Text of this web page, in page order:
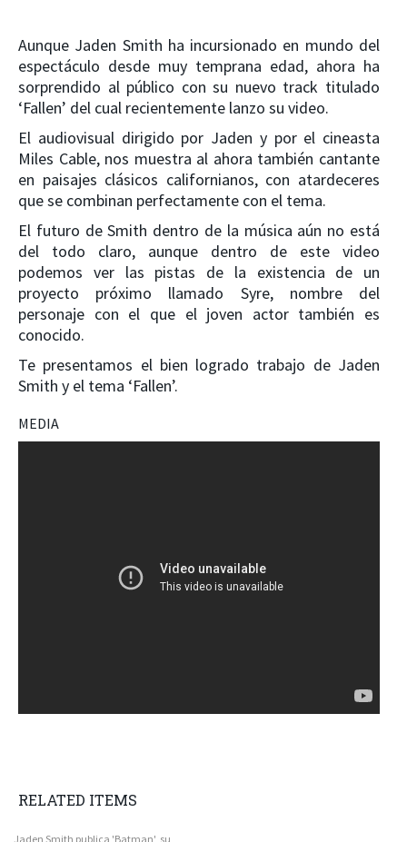
Aunque Jaden Smith ha incursionado en mundo del
espectáculo desde muy temprana edad, ahora ha
sorprendido al público con su nuevo track titulado
‘Fallen’ del cual recientemente lanzo su video.
El audiovisual dirigido por Jaden y por el cineasta
Miles Cable, nos muestra al ahora también cantante
en paisajes clásicos californianos, con atardeceres
que se combinan perfectamente con el tema.
El futuro de Smith dentro de la música aún no está
del todo claro, aunque dentro de este video
podemos ver las pistas de la existencia de un
proyecto próximo llamado Syre, nombre del
personaje con el que el joven actor también es
conocido.
Te presentamos el bien logrado trabajo de Jaden
Smith y el tema ‘Fallen’.
MEDIA
RELATED ITEMS
Jaden Smith publica 'Batman', su